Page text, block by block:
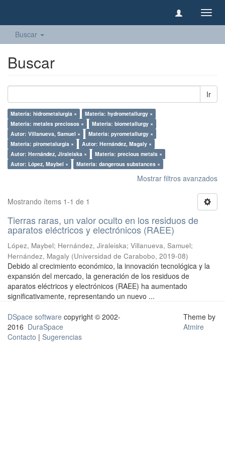
Buscar
Buscar
Ir
Materia: hidrometalurgia ×
Materia: hydrometallurgy ×
Materia: metales preciosos ×
Materia: biometallurgy ×
Autor: Villanueva, Samuel ×
Materia: pyrometallurgy ×
Materia: pirometalurgia ×
Autor: Hernández, Magaly ×
Autor: Hernández, Jiraleiska ×
Materia: precious metals ×
Autor: López, Maybel ×
Materia: dangerous substances ×
Mostrar filtros avanzados
Mostrando ítems 1-1 de 1
Tierras raras, un valor oculto en los residuos de
aparatos eléctricos y electrónicos (RAEE)
López, Maybel; Hernández, Jiraleiska; Villanueva, Samuel;
Hernández, Magaly (Universidad de Carabobo, 2019-08)
Debido al crecimiento económico, la innovación tecnológica y la
expansión del mercado, la generación de los residuos de
aparatos eléctricos y electrónicos (RAEE) ha aumentado
significativamente, representando un nuevo ...
DSpace software copyright © 2002-
2016 DuraSpace
Contacto | Sugerencias
Theme by
Atmire